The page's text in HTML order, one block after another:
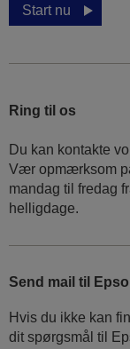
Start nu
Ring til os
Du kan kontakte
Vær opmærksom
mandag til fredag
helligdage.
Send mail til
Hvis du ikke kan
dit spørgsmål til